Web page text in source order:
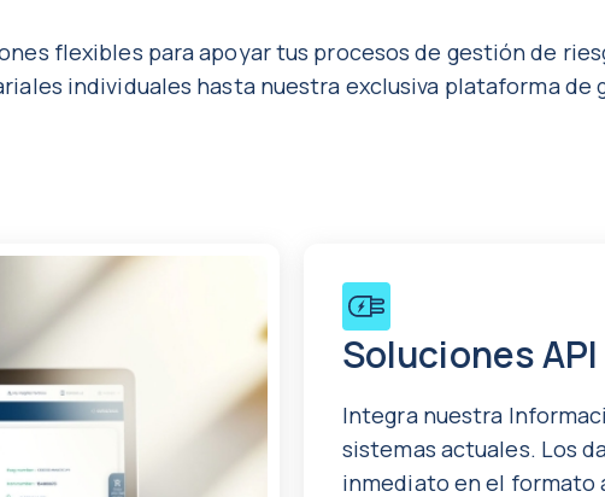
flexibles para apoyar tus procesos de gestión de
individuales hasta nuestra exclusiva plataforma de
Soluciones API
Integra nuestra
sistemas actuales. Los
inmediato en el formato